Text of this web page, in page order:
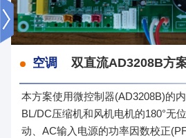
空调 双直流AD3208B方
本方案使用微控制器(AD3208B)的
BL/DC压缩机和风机电机的180°无
动、AC输入电源的功率因数校正